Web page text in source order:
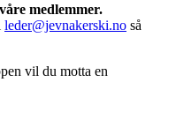
medlemmer.
leder@jevnakerski.no så
vil du motta en